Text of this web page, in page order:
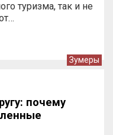
туризма, так и не
Зумеры
почему